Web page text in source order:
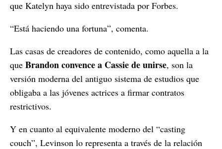
que Katelyn haya sido entrevistada por Forbes.
“Está haciendo una fortuna”, comenta.
Las casas de creadores de contenido, como aquella a la
que Brandon convence a Cassie de unirse, son la
versión moderna del antiguo sistema de estudios que
obligaba a las jóvenes actrices a firmar contratos
restrictivos.
Y en cuanto al equivalente moderno del “casting
couch”, Levinson lo representa a través de la relación